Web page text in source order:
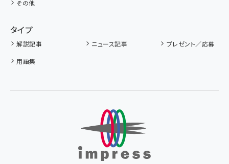
その他
タイプ
解説記事 ニュース記事
プレゼント／応募
用語集